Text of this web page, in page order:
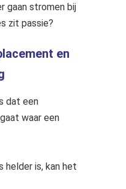
gaan stromen bij
zit passie?
en
dat een
waar een
helder is, kan het